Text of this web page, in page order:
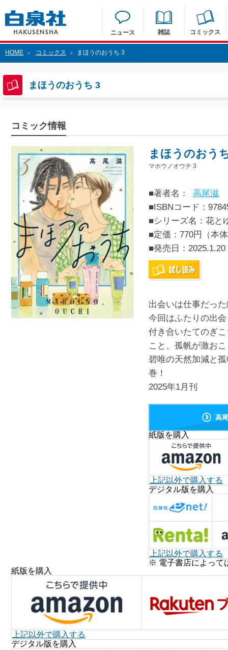
ニュース 雑誌 コミックス
HOME > コミックス > まほうのおうち 3
まほうのおうち 3
コミック情報
まほうのおう
マホウノオウチ 3
■著者名：
高尾滋
■ISBNコード：
■シリーズ名：花と
■定価：770円（本
■発売日： 2025.1.20
出会いは仕事だっ
今回はふたりの出
付き合いたてのぎ
こと、孤帆が激お
碧唯の天然加減と
巻！
2025年1月刊
高
紙版を購入
上記以外で購入する
デジタル版を購入
上記以外で購入する
※ 電子書店によって
紙版を購入
上記以外で購入する
デジタル版を購入